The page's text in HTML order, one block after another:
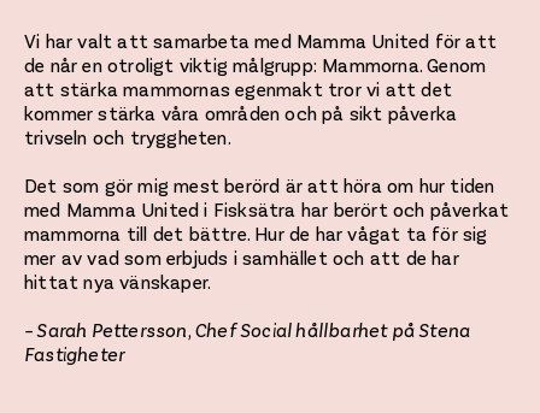
Vi har valt att samarbeta med Mamma United för att
de når en otroligt viktig målgrupp: Mammorna. Genom
att stärka mammornas egenmakt tror vi att det
kommer stärka våra områden och på sikt påverka
trivseln och tryggheten.
Det som gör mig mest berörd är att höra om hur tiden
med Mamma United i Fisksätra har berört och påverkat
mammorna till det bättre. Hur de har vågat ta för sig
mer av vad som erbjuds i samhället och att de har
hittat nya vänskaper.
– Sarah Pettersson, Chef Social hållbarhet på Stena
Fastigheter